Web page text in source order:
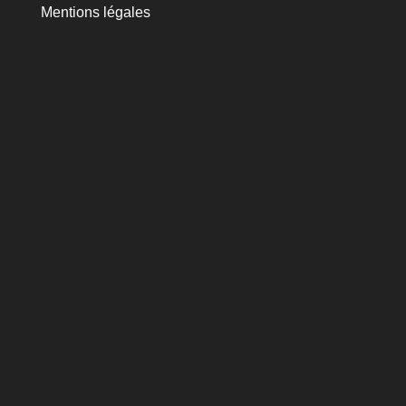
Mentions légales